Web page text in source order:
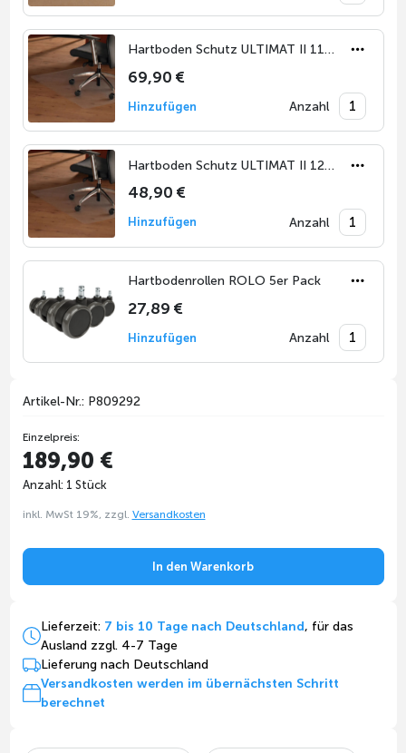
Hartboden Schutz ULTIMAT II 116 x 150 cm
69,90 €
Hinzufügen Anzahl
Hartboden Schutz ULTIMAT II 120 x 90 cm
48,90 €
Hinzufügen Anzahl
Hartbodenrollen ROLO 5er Pack
27,89 €
Hinzufügen Anzahl
Artikel-Nr.: P809292
Einzelpreis:
189,90 €
Anzahl: 1 Stück
inkl. MwSt 19%, zzgl. Versandkosten
In den Warenkorb
Lieferzeit: 7 bis 10 Tage nach Deutschland, für das
Ausland zzgl. 4-7 Tage
Lieferung nach Deutschland
Versandkosten werden im übernächsten Schritt
berechnet